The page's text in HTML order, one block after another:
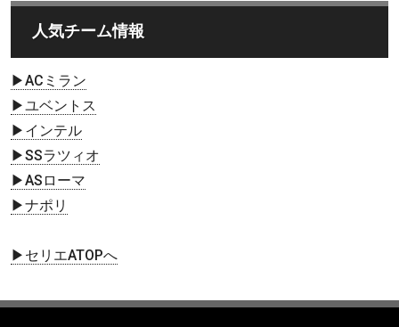
人気チーム情報
▶ACミラン
▶ユベントス
▶インテル
▶SSラツィオ
▶ASローマ
▶ナポリ
▶セリエATOPへ